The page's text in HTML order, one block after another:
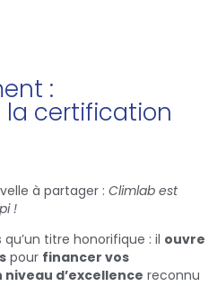
:
certification
à partager : Climlab est
!
titre honorifique : il ouvre
pour financer vos
d’excellence reconnu